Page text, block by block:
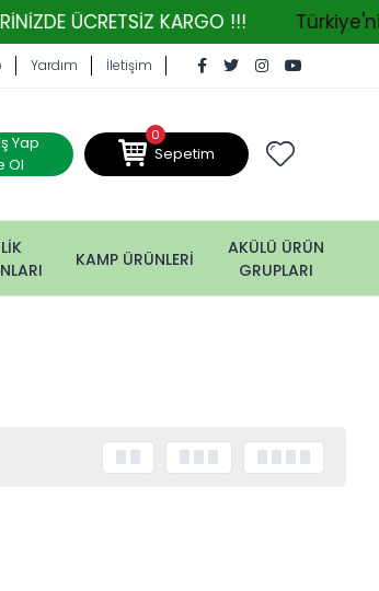
ÜCRETSİZ KARGO !!! Türkiye'nin
Yardım İletişim
Yap
Ol
0
Sepetim
KAMP ÜRÜNLERİ
AKÜLÜ ÜRÜN
GRUPLARI